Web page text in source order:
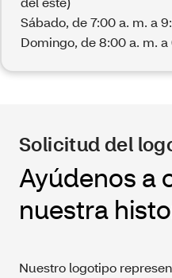
Sábado, de 7:00 a. m. a
Domingo, de 8:00 a. m.
Solicitud del
Ayúdenos a
nuestra
Nuestro logotipo